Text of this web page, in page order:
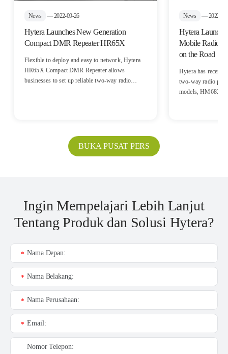
News —2022-09-26
Hytera Launches New Generation
Compact DMR Repeater HR65X
Flexible to deploy and easy to network, Hytera
HR65X Compact DMR Repeater allows
businesses to set up reliable two-way radio
News —2022-
Hytera
Mobile Radios
on the Road
Hytera has
two-way radio
models, HM68X
BUKA PUSAT PERS
Ingin Mempelajari Lebih Lanjut
Tentang Produk dan Solusi Hytera?
Nama Depan:
*
Nama Belakang:
*
Nama Perusahaan:
*
Email:
*
Nomor Telepon: